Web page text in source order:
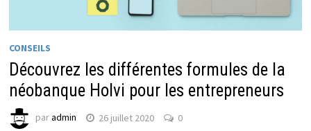
CONSEILS
Découvrez les différentes formules de la
néobanque Holvi pour les entrepreneurs
paradmin 26 juillet 2020 0